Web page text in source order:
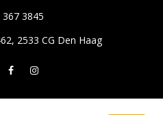
367 3845
2533 CG Den Haag